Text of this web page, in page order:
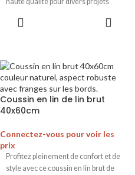
Coussin en lin de lin brut
40x60cm
Connectez-vous pour voir les
prix
Profitez pleinement de confort et de
style avec ce coussin en lin brut de